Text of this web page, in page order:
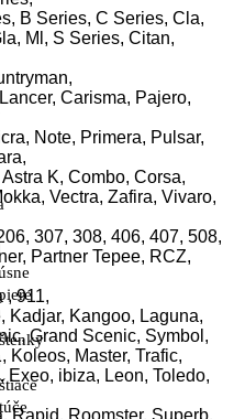
B Series, C Series, Cla,
Ml, S Series, Citan,
Carisma, Pajero,
Note, Primera, Pulsar,
K, Combo, Corsa,
Vectra, Zafira, Vivaro,
307, 308, 406, 407, 508,
Partner Tepee, RCZ,
, 911,
Kadjar, Kangoo, Laguna,
Grand Scenic, Symbol,
Koleos, Master, Trafic,
Exeo, ibiza, Leon, Toledo,
Rapid, Roomster, Superb,